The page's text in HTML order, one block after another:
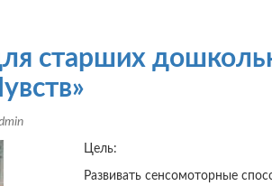
старших
Цель:
Развивать сенсомоторные